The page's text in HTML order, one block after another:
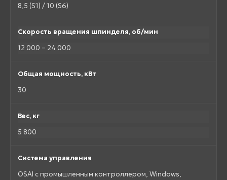
8,5 (S1) / 10 (S6)
Скорость вращения шпинделя, об/мин
12 000 – 24 000
Общая мощность, кВт
30
Вес, кг
5 800
Система управления
OSAI с промышленным контроллером, Windows,